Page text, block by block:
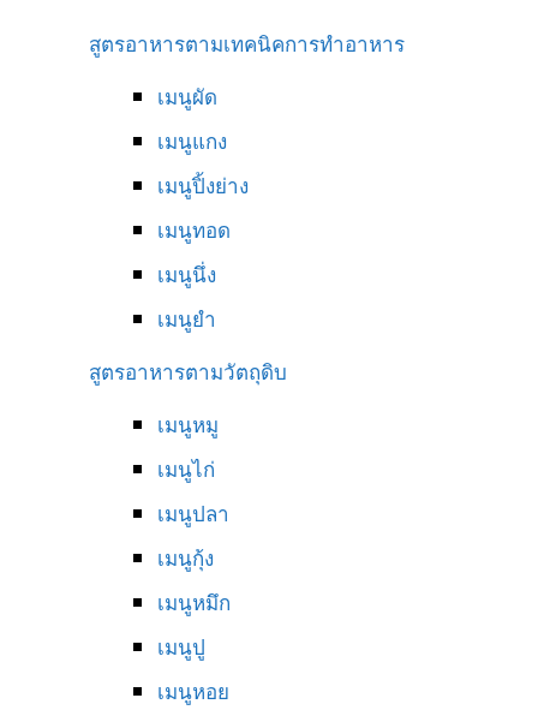
สูตรอาหารตามเทคนิคการทำอาหาร
เมนูผัด
เมนูแกง
เมนูปิ้งย่าง
เมนูทอด
เมนูนึ่ง
เมนูยำ
สูตรอาหารตามวัตถุดิบ
เมนูหมู
เมนูไก่
เมนูปลา
เมนูกุ้ง
เมนูหมึก
เมนูปู
เมนูหอย